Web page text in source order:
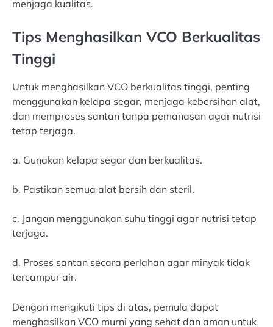
menjaga kualitas.
Tips Menghasilkan VCO Berkualitas
Tinggi
Untuk menghasilkan VCO berkualitas tinggi, penting
menggunakan kelapa segar, menjaga kebersihan alat,
dan memproses santan tanpa pemanasan agar nutrisi
tetap terjaga.
a. Gunakan kelapa segar dan berkualitas.
b. Pastikan semua alat bersih dan steril.
c. Jangan menggunakan suhu tinggi agar nutrisi tetap
terjaga.
d. Proses santan secara perlahan agar minyak tidak
tercampur air.
Dengan mengikuti tips di atas, pemula dapat
menghasilkan VCO murni yang sehat dan aman untuk